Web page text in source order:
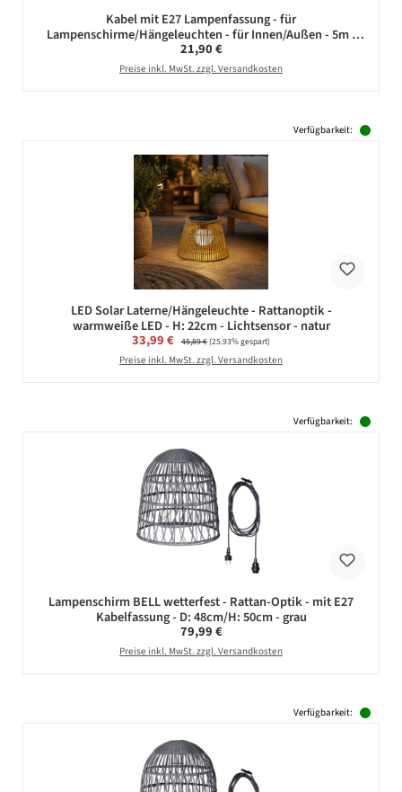
Kabel mit E27 Lampenfassung - für
Lampenschirme/Hängeleuchten - für Innen/Außen - 5m -
weiß
Regulärer Preis:
21,90 €
Preise inkl. MwSt. zzgl. Versandkosten
Verfügbarkeit:
LED Solar Laterne/Hängeleuchte - Rattanoptik -
warmweiße LED - H: 22cm - Lichtsensor - natur
Verkaufspreis:
33,99 € Regulärer Preis:
45,89 €(25.93% gespart)
Preise inkl. MwSt. zzgl. Versandkosten
Verfügbarkeit:
Lampenschirm BELL wetterfest - Rattan-Optik - mit E27
Kabelfassung - D: 48cm/H: 50cm - grau
Regulärer Preis:
79,99 €
Preise inkl. MwSt. zzgl. Versandkosten
Verfügbarkeit: